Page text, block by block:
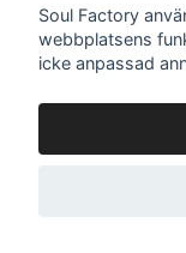
Soul Factory
webbplatsens
icke anpassad